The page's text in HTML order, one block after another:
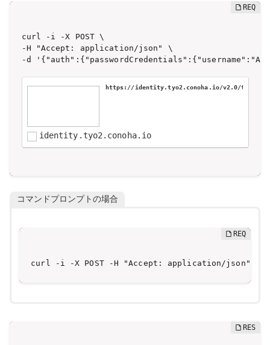
curl -i -X POST \
-H "Accept: application/json" \
-d '{"auth":{"passwordCredentials":{"username":"API
https://identity.tyo2.conoha.io/v2.0/tokens
identity.tyo2.conoha.io
コマンドプロンプトの場合
curl -i -X POST -H "Accept: application/json" -d